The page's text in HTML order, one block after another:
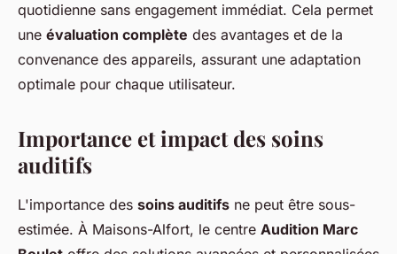
quotidienne sans engagement immédiat. Cela permet
une évaluation complète des avantages et de la
convenance des appareils, assurant une adaptation
optimale pour chaque utilisateur.
Importance et impact des soins
auditifs
L'importance des soins auditifs ne peut être sous-
estimée. À Maisons-Alfort, le centre Audition Marc